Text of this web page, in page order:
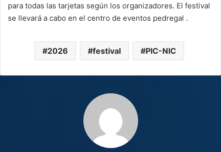
para todas las tarjetas según los organizadores. El festival
se llevará a cabo en el centro de eventos pedregal .
2026 festival PIC-NIC